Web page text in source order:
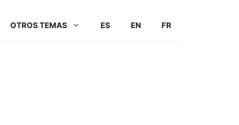
OTROS TEMAS ES EN FR